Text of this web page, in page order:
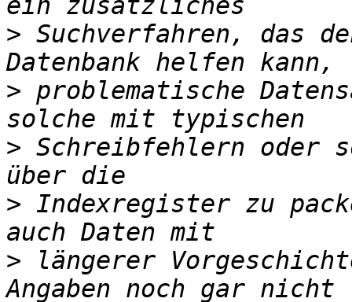
> Suchverfahren, das
> problematische
> Schreibfehlern oder
> Indexregister zu
> längerer